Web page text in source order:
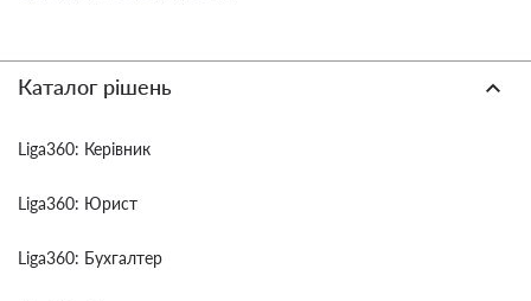
Каталог рішень
Liga360: Керівник
Liga360: Юрист
Liga360: Бухгалтер